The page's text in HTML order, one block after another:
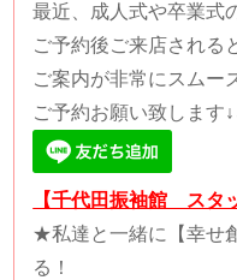
最近、成人式や卒業式
ご予約後ご来店される
ご案内が非常にスムー
ご予約お願い致します
【千代田振袖館 スタ
★私達と一緒に【幸せ
る！